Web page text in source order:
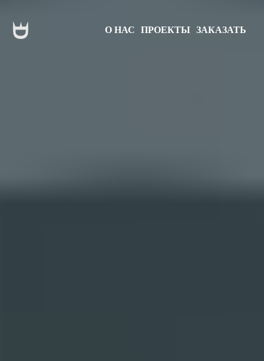
О НАС ПРОЕКТЫ ЗАКАЗАТЬ